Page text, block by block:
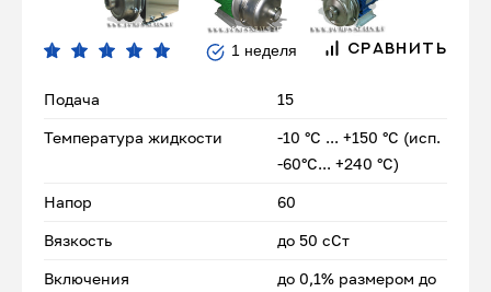
1 неделя СРАВНИТЬ
Подача 15
Температура жидкости
-10 °С ... +150 °С (исп.
-60°С... +240 °С)
Напор 60
Вязкость до 50 сСт
Включения
до 0,1% размером до